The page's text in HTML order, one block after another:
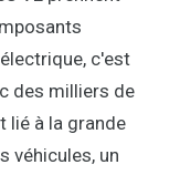
c'est
des milliers de
lié à la grande
véhicules, un